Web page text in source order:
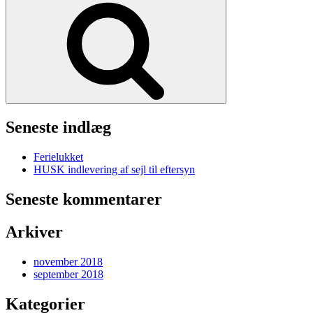
Seneste indlæg
Ferielukket
HUSK indlevering af sejl til eftersyn
Seneste kommentarer
Arkiver
november 2018
september 2018
Kategorier